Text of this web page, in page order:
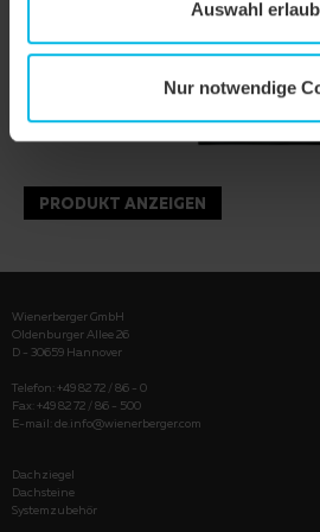
Auswahl
Nur notwendige
PRODUKT ANZEIGEN
Wienerberger GmbH
Oldenburger Allee 26
D - 30659 Hannover
Telefon: +49 82 72 / 86 - 0
Fax: +49 82 72 / 86 - 500
E-mail: de.info@wienerberger.com
Dachziegel
Dachsteine
Systemzubehör